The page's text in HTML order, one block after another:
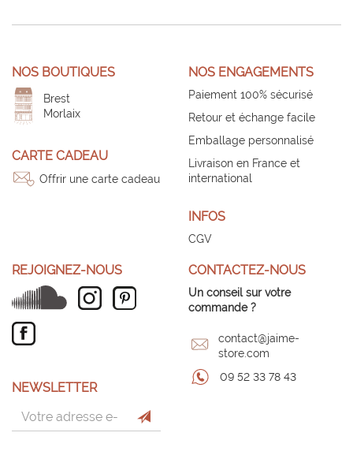
NOS BOUTIQUES
Brest
Morlaix
CARTE CADEAU
Offrir une carte cadeau
NOS ENGAGEMENTS
Paiement 100% sécurisé
Retour et échange facile
Emballage personnalisé
Livraison en France et
international
INFOS
CGV
REJOIGNEZ-NOUS
NEWSLETTER
CONTACTEZ-NOUS
Un conseil sur votre
commande ?
contact@jaime-
store.com
09 52 33 78 43